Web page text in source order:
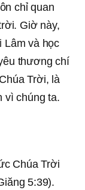
chỉ quan
Giờ này,
Lâm và học
thương chí
Trời, là
vì chúng ta.
Chúa Trời
5:39).